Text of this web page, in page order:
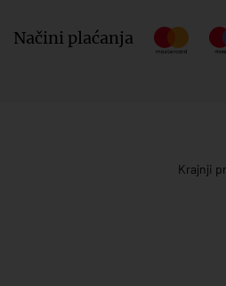
Načini plaćanja
Krajnji